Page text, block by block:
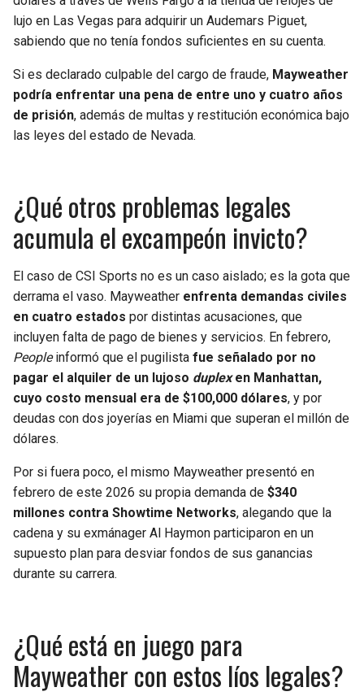
lujo en Las Vegas para adquirir un Audemars Piguet,
sabiendo que no tenía fondos suficientes en su cuenta.
Si es declarado culpable del cargo de fraude, Mayweather
podría enfrentar una pena de entre uno y cuatro años
de prisión, además de multas y restitución económica bajo
las leyes del estado de Nevada.
¿Qué otros problemas legales
acumula el excampeón invicto?
El caso de CSI Sports no es un caso aislado; es la gota que
derrama el vaso. Mayweather enfrenta demandas civiles
en cuatro estados por distintas acusaciones, que
incluyen falta de pago de bienes y servicios. En febrero,
Peopleinformó que el pugilista fue señalado por no
pagar el alquiler de un lujoso duplexen Manhattan,
cuyo costo mensual era de $100,000 dólares, y por
deudas con dos joyerías en Miami que superan el millón de
dólares.
Por si fuera poco, el mismo Mayweather presentó en
febrero de este 2026 su propia demanda de $340
millones contra Showtime Networks, alegando que la
cadena y su exmánager Al Haymon participaron en un
supuesto plan para desviar fondos de sus ganancias
durante su carrera.
¿Qué está en juego para
Mayweather con estos líos legales?